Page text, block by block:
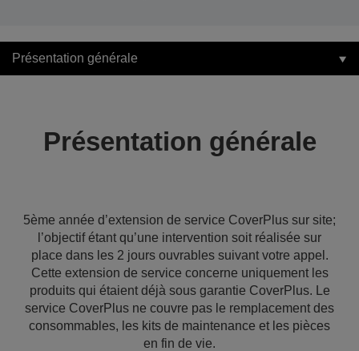
Présentation générale
Présentation générale
5ème année d’extension de service CoverPlus sur site;
l’objectif étant qu’une intervention soit réalisée sur
place dans les 2 jours ouvrables suivant votre appel.
Cette extension de service concerne uniquement les
produits qui étaient déjà sous garantie CoverPlus. Le
service CoverPlus ne couvre pas le remplacement des
consommables, les kits de maintenance et les pièces
en fin de vie.